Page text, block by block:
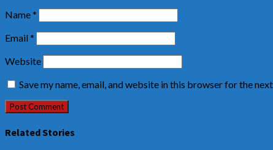
Name*
Email*
Website
Save my name, email, and website in this browser for the
Related Stories